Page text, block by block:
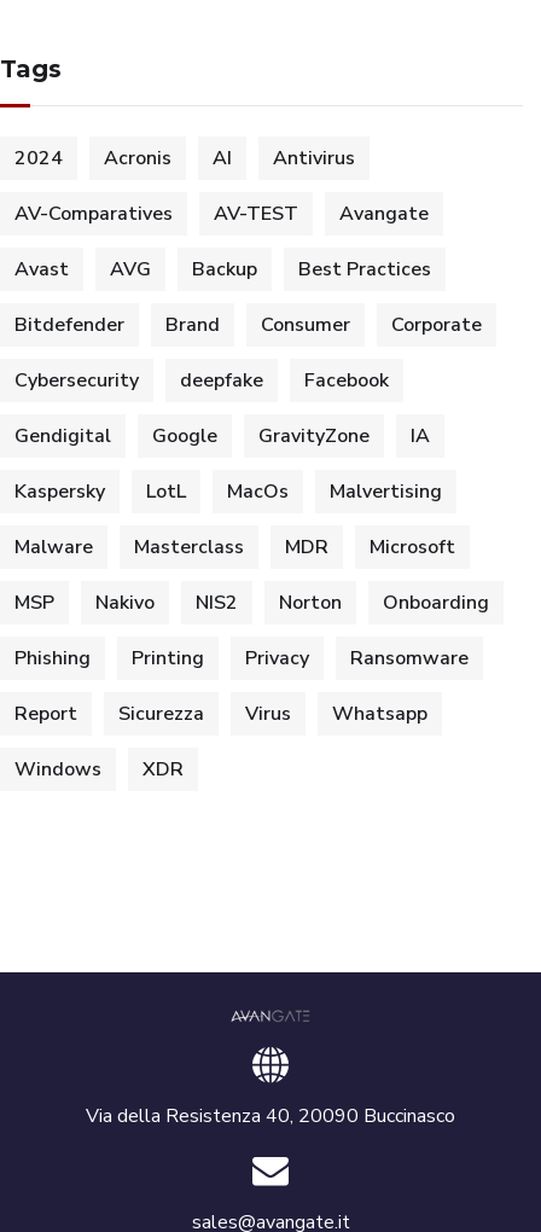
Tags
2024 Acronis AI Antivirus
AV-Comparatives AV-TEST Avangate
Avast AVG Backup Best Practices
Bitdefender Brand Consumer Corporate
Cybersecurity deepfake Facebook
Gendigital Google GravityZone IA
Kaspersky LotL MacOs Malvertising
Malware Masterclass MDR Microsoft
MSP Nakivo NIS2 Norton Onboarding
Phishing Printing Privacy Ransomware
Report Sicurezza Virus Whatsapp
Windows XDR
Via della Resistenza 40, 20090 Buccinasco
sales@avangate.it